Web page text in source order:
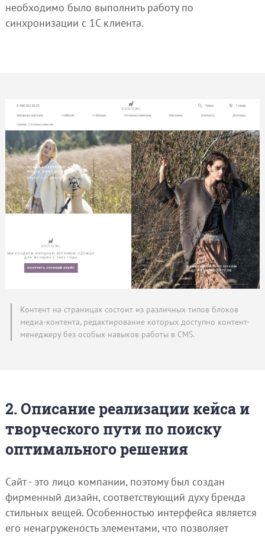
необходимо было выполнить работу по
синхронизации с 1С клиента.
Контент на страницах состоит из различных типов блоков
медиа-контента, редактирование которых доступно контент-
менеджеру без особых навыков работы в CMS.
2. Описание реализации кейса и
творческого пути по поиску
оптимального решения
Сайт - это лицо компании, поэтому был создан
фирменный дизайн, соответствующий духу бренда
стильных вещей. Особенностью интерфейса является
его ненагруженость элементами, что позволяет